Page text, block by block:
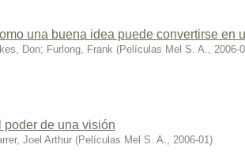
una buena idea puede convertirse en
Don; Furlong, Frank (Películas Mel S. A., 2006-
poder de una visión
Joel Arthur (Películas Mel S. A., 2006-01)